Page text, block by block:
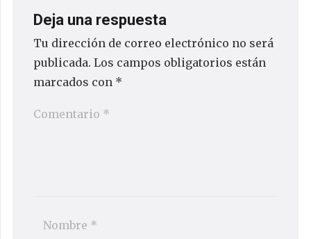
Deja una respuesta
Tu dirección de correo electrónico no será
publicada. Los campos obligatorios están
marcados con *